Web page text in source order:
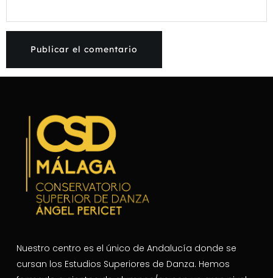
Nuestro centro es el único de Andalucía donde se
cursan los Estudios Superiores de Danza. Hemos